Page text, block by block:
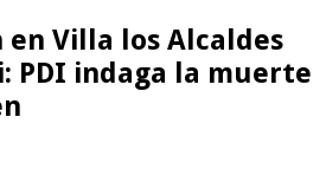
en Villa los Alcaldes
PDI indaga la muerte